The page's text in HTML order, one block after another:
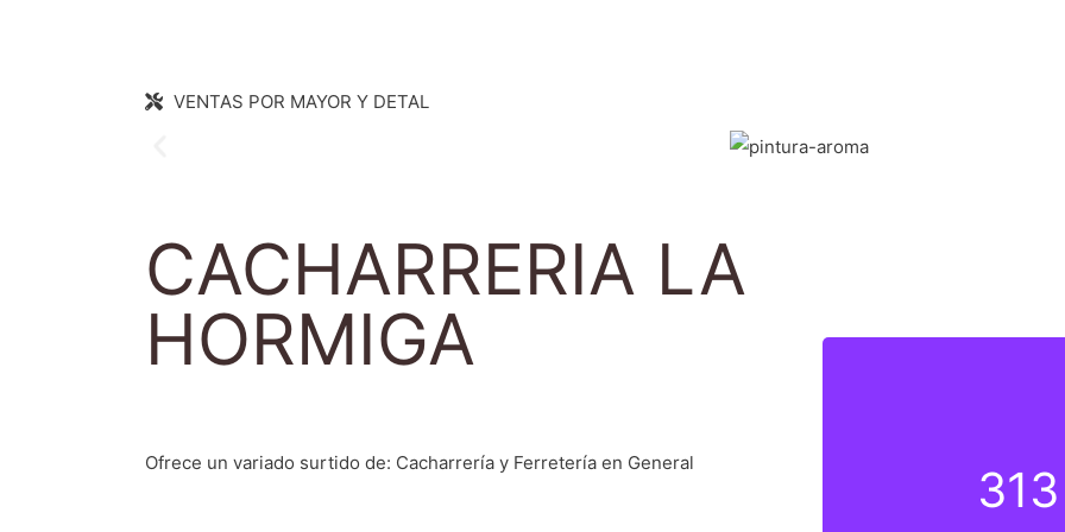
VENTAS POR MAYOR Y DETAL
CACHARRERIA LA
HORMIGA
Ofrece un variado surtido de: Cacharrería y Ferretería en General